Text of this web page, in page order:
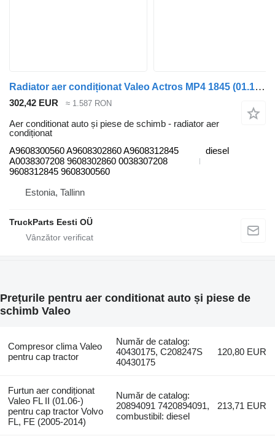
Radiator aer condiționat Valeo Actros MP4 1845 (01.13-) A9608300560 pentru cap tractor Mercedes-Benz Actros MP4 Antos Arocs (2012-)
302,42 EUR ≈ 1.587 RON
Aer conditionat auto și piese de schimb - radiator aer
condiționat
A9608300560 A9608302860 A9608312845
A0038307208 9608302860 0038307208
9608312845 9608300560
diesel
Estonia, Tallinn
TruckParts Eesti OÜ
Prețurile pentru aer conditionat auto și piese de
schimb Valeo
Compresor clima Valeo
pentru cap tractor
Număr de catalog:
40430175, C208247S
40430175
120,80 EUR
Furtun aer condiționat
Valeo FL II (01.06-)
pentru cap tractor Volvo
FL, FE (2005-2014)
Număr de catalog:
20894091 7420894091,
combustibil: diesel
213,71 EUR